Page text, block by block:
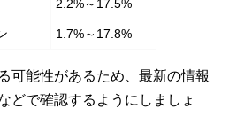
2.2%～17.5%
1.7%～17.8%
可能性があるため、最新の情報
どで確認するようにしましょ